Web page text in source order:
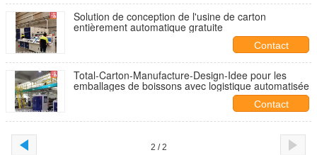
Solution de conception de l'usine de carton
entièrement automatique gratuite
Contact
Total-Carton-Manufacture-Design-Idee pour les
emballages de boissons avec logistique automatisée
Contact
2 / 2